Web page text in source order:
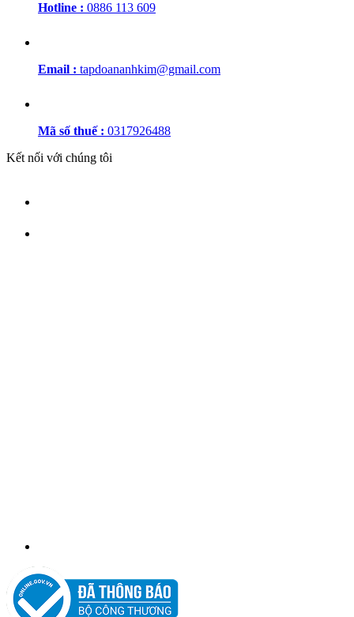
Hotline : 0886 113 609
Email : tapdoananhkim@gmail.com
Mã số thuế : 0317926488
Kết nối với chúng tôi